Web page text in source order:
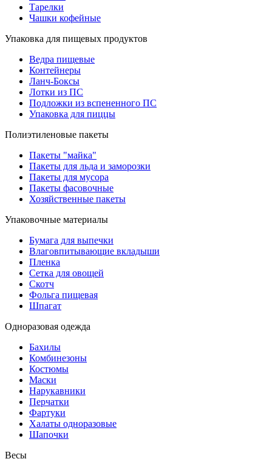
Тарелки
Чашки кофейные
Упаковка для пищевых продуктов
Ведра пищевые
Контейнеры
Ланч-Боксы
Лотки из ПС
Подложки из вспененного ПС
Упаковка для пиццы
Полиэтиленовые пакеты
Пакеты "майка"
Пакеты для льда и заморозки
Пакеты для мусора
Пакеты фасовочные
Хозяйственные пакеты
Упаковочные материалы
Бумага для выпечки
Влаговпитывающие вкладыши
Пленка
Сетка для овощей
Скотч
Фольга пищевая
Шпагат
Одноразовая одежда
Бахилы
Комбинезоны
Костюмы
Маски
Нарукавники
Перчатки
Фартуки
Халаты одноразовые
Шапочки
Весы